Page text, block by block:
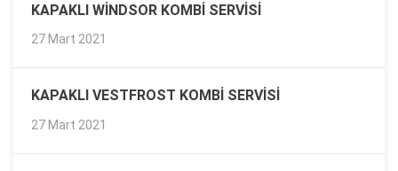
KAPAKLI WINDSOR KOMBI SERVISI
27 Mart 2021
KAPAKLI VESTFROST KOMBI SERVISI
27 Mart 2021